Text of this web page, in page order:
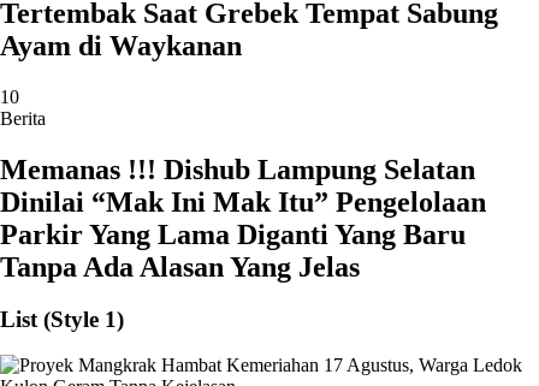
Tertembak Saat Grebek Tempat Sabung
Ayam di Waykanan
10
Berita
Memanas !!! Dishub Lampung Selatan
Dinilai “Mak Ini Mak Itu” Pengelolaan
Parkir Yang Lama Diganti Yang Baru
Tanpa Ada Alasan Yang Jelas
List (Style 1)